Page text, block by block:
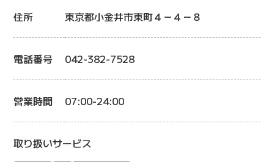
住所 東京都小金井市東町４－４－８
電話番号 042-382-7528
営業時間 07:00-24:00
取り扱いサービス